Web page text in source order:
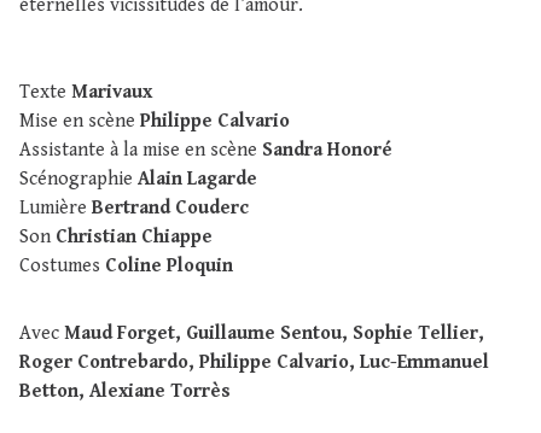
éternelles vicissitudes de l’amour.
Texte Marivaux
Mise en scène Philippe Calvario
Assistante à la mise en scène Sandra Honoré
Scénographie Alain Lagarde
Lumière Bertrand Couderc
Son Christian Chiappe
Costumes Coline Ploquin
Avec Maud Forget, Guillaume Sentou, Sophie Tellier,
Roger Contrebardo, Philippe Calvario, Luc-Emmanuel
Betton, Alexiane Torrès